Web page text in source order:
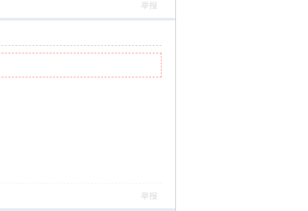
举报
举报